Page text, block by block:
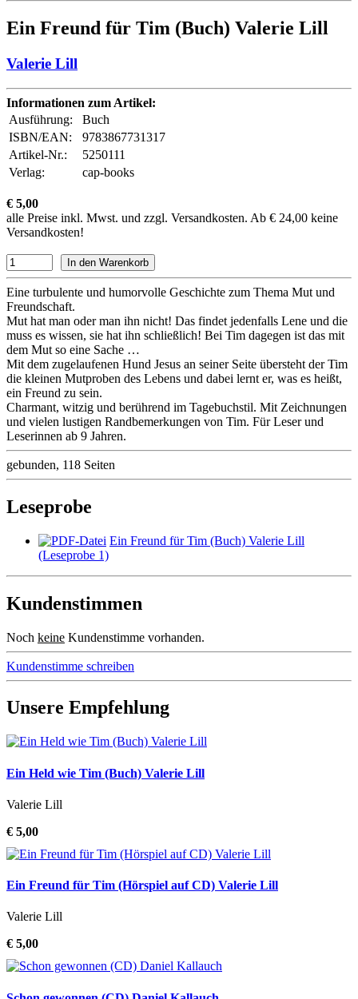
Ein Freund für Tim (Buch) Valerie Lill
Valerie Lill
Informationen zum Artikel:
Ausführung:
Buch
ISBN/EAN:
9783867731317
Artikel-Nr.:
5250111
Verlag:
cap-books
€ 5,00
alle Preise inkl. Mwst. und zzgl. Versandkosten. Ab € 24,00 keine
Versandkosten!
Eine turbulente und humorvolle Geschichte zum Thema Mut und
Freundschaft.
Mut hat man oder man ihn nicht! Das findet jedenfalls Lene und die
muss es wissen, sie hat ihn schließlich! Bei Tim dagegen ist das mit
dem Mut so eine Sache …
Mit dem zugelaufenen Hund Jesus an seiner Seite übersteht der Tim
die kleinen Mutproben des Lebens und dabei lernt er, was es heißt,
ein Freund zu sein.
Charmant, witzig und berührend im Tagebuchstil. Mit Zeichnungen
und vielen lustigen Randbemerkungen von Tim. Für Leser und
Leserinnen ab 9 Jahren.
gebunden, 118 Seiten
Leseprobe
Ein Freund für Tim (Buch) Valerie Lill
(Leseprobe 1)
Kundenstimmen
Noch keine Kundenstimme vorhanden.
Kundenstimme schreiben
Unsere Empfehlung
Ein Held wie Tim (Buch) Valerie Lill
Valerie Lill
€ 5,00
Ein Freund für Tim (Hörspiel auf CD) Valerie Lill
Valerie Lill
€ 5,00